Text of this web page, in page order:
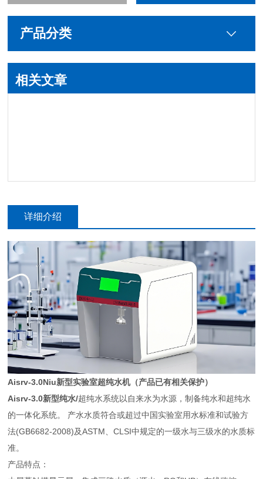
产品分类
相关文章
详细介绍
Aisrv-3.0Niu新型实验室超纯水机（产品已有相关保护）
Aisrv-3.0新型纯水/超纯水系统以自来水为水源，制备纯水和超纯水
的一体化系统。 产水水质符合或超过中国实验室用水标准和试验方
法(GB6682-2008)及ASTM、CLSI中规定的一级水与三级水的水质标
准。
产品特点：